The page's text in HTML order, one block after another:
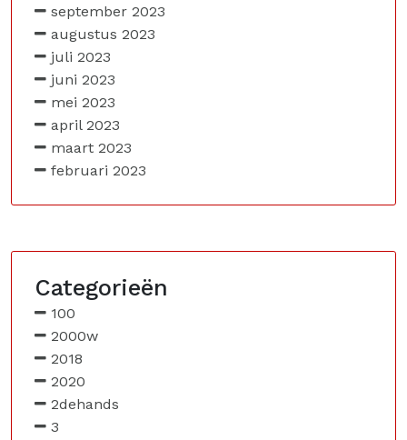
september 2023
augustus 2023
juli 2023
juni 2023
mei 2023
april 2023
maart 2023
februari 2023
Categorieën
100
2000w
2018
2020
2dehands
3